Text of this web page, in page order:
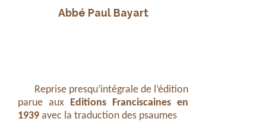
Abbé Paul Bayart
Reprise presqu’intégrale de l’édition
parue aux
Editions Franciscaines en
1939avec la traduction des psaumes